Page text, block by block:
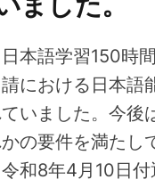
本語学習150時
における日本語
いました。今後
の要件を満たし
和8年4月10日付